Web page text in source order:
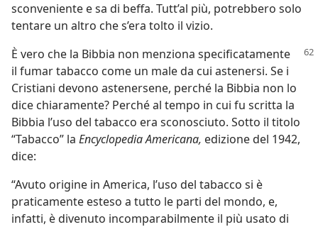
sconveniente e sa di beffa. Tutt’al più, potrebbero solo
tentare un altro che s’era tolto il vizio.
È vero che la Bibbia non menziona specificatamente
il fumar tabacco come un male da cui astenersi. Se i
Cristiani devono astenersene, perché la Bibbia non lo
dice chiaramente? Perché al tempo in cui fu scritta la
Bibbia l’uso del tabacco era sconosciuto. Sotto il titolo
“Tabacco” la Encyclopedia Americana, edizione del 1942,
dice:
“Avuto origine in America, l’uso del tabacco si è
praticamente esteso a tutto le parti del mondo, e,
infatti, è divenuto incomparabilmente il più usato di